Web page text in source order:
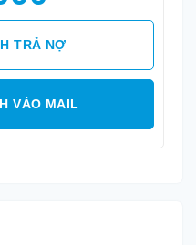
TRẢ NỢ
VÀO MAIL